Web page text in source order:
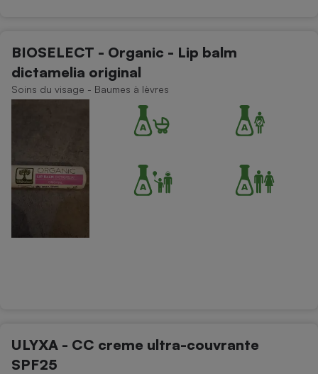
BIOSELECT - Organic - Lip balm
dictamelia original
Soins du visage - Baumes à lèvres
ULYXA - CC creme ultra-couvrante
SPF25